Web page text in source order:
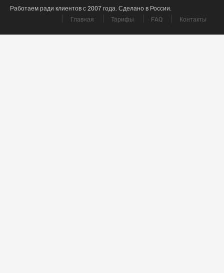
Работаем ради клиентов с 2007 года. Сделано в России.
Главная
Тарифы FAQ Контакты